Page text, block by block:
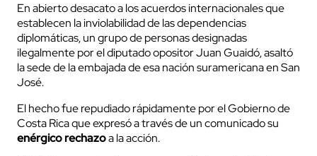
En abierto desacato a los acuerdos internacionales que
establecen la inviolabilidad de las dependencias
diplomáticas, un grupo de personas designadas
ilegalmente por el diputado opositor Juan Guaidó, asaltó
la sede de la embajada de esa nación suramericana en San
José.
El hecho fue repudiado rápidamente por el Gobierno de
Costa Rica que expresó a través de un comunicado su
enérgico rechazoa la acción.